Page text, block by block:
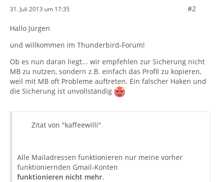
31. Juli 2013 um 17:35 #2
Hallo Jürgen
und willkommen im Thunderbird-Forum!
Ob es nun daran liegt... wir empfehlen zur Sicherung nicht
MB zu nutzen, sondern z.B. einfach das Profil zu kopieren,
weil mit MB oft Probleme auftreten. Ein falscher Haken und
die Sicherung ist unvollständig
Zitat von "kaffeewilli"
Alle Mailadressen funktionieren nur meine vorher
funktioniernden Gmail-Konten
funktionieren nicht mehr.